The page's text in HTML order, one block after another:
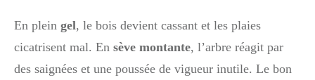
En plein gel, le bois devient cassant et les plaies
cicatrisent mal. En sève montante, l’arbre réagit par
des saignées et une poussée de vigueur inutile. Le bon